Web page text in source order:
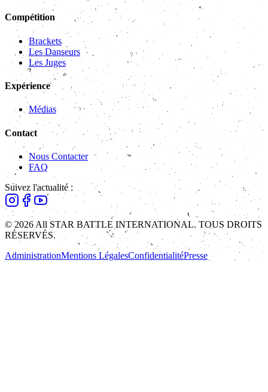
Compétition
Brackets
Les Danseurs
Les Juges
Expérience
Médias
Contact
Nous Contacter
FAQ
Suivez l'actualité :
© 2026 All STAR BATTLE INTERNATIONAL. TOUS DROITS
RÉSERVÉS.
AdministrationMentions LégalesConfidentialitéPresse